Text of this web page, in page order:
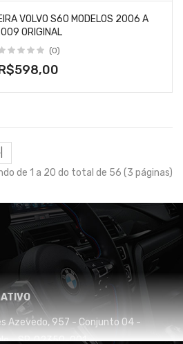
VOLVO S60 MODELOS 2006 A
ORIGINAL
(0)
de 1 a 20 do total de 56 (3 páginas)
Azevedo, 957 - Conjunto 04 -
- SP, 02350-001